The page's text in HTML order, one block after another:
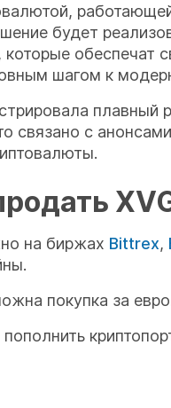
будет
которые обеспечат
шагом к
плавный
связано с
на биржах Bittrex,
покупка за